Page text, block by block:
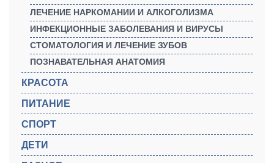
ЛЕЧЕНИЕ НАРКОМАНИИ И АЛКОГОЛИЗМА
ИНФЕКЦИОННЫЕ ЗАБОЛЕВАНИЯ И ВИРУСЫ
СТОМАТОЛОГИЯ И ЛЕЧЕНИЕ ЗУБОВ
ПОЗНАВАТЕЛЬНАЯ АНАТОМИЯ
КРАСОТА
ПИТАНИЕ
СПОРТ
ДЕТИ